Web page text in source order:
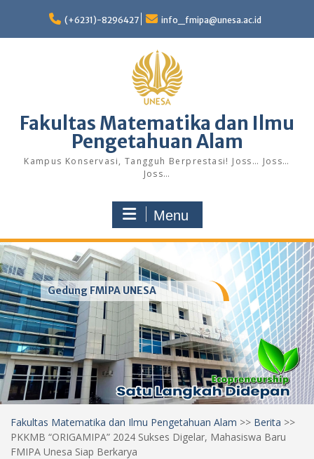
content
(+6231)-8296427 info_fmipa@unesa.ac.id
Fakultas Matematika dan Ilmu
Pengetahuan Alam
Kampus Konservasi, Tangguh Berprestasi! Joss… Joss…
Joss…
Menu
Gedung FMIPA UNESA
Fakultas Matematika dan Ilmu Pengetahuan Alam >> Berita >>
PKKMB “ORIGAMIPA” 2024 Sukses Digelar, Mahasiswa Baru
FMIPA Unesa Siap Berkarya